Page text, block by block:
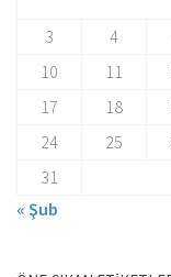
3
4
10
11
17
18
24
25
31
« Şub